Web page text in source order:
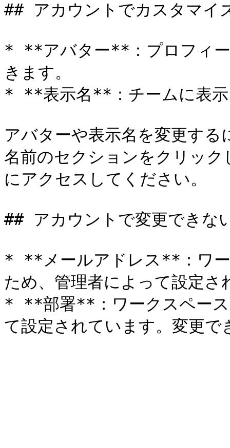
## アカウントでカスタマイ
* **アバター**：プロフィー
きます。
* **表示名**：チームに表示
アバターや表示名を変更す
名前のセクションをクリッ
にアクセスしてください。
## アカウントで変更できな
* **メールアドレス**：ワー
ため、管理者によって設定
* **部署**：ワークスペース